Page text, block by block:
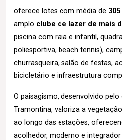
oferece lotes com média de 305
amplo clube de lazer de mais
piscina com raia e infantil,
poliesportiva, beach tennis),
churrasqueira, salão de festas,
bicicletário e infraestrutura
O paisagismo, desenvolvido
Tramontina, valoriza a
ao longo das estações,
acolhedor, moderno e integrador